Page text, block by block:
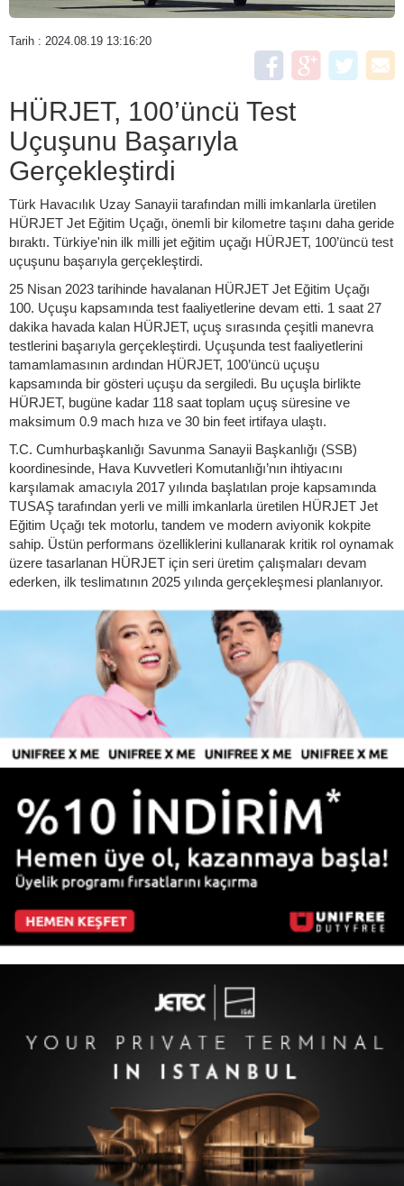
Tarih : 2024.08.19 13:16:20
HÜRJET, 100’üncü Test
Uçuşunu Başarıyla
Gerçekleştirdi
Türk Havacılık Uzay Sanayii tarafından milli imkanlarla üretilen
HÜRJET Jet Eğitim Uçağı, önemli bir kilometre taşını daha geride
bıraktı. Türkiye'nin ilk milli jet eğitim uçağı HÜRJET, 100’üncü test
uçuşunu başarıyla gerçekleştirdi.
25 Nisan 2023 tarihinde havalanan HÜRJET Jet Eğitim Uçağı
100. Uçuşu kapsamında test faaliyetlerine devam etti. 1 saat 27
dakika havada kalan HÜRJET, uçuş sırasında çeşitli manevra
testlerini başarıyla gerçekleştirdi. Uçuşunda test faaliyetlerini
tamamlamasının ardından HÜRJET, 100’üncü uçuşu
kapsamında bir gösteri uçuşu da sergiledi. Bu uçuşla birlikte
HÜRJET, bugüne kadar 118 saat toplam uçuş süresine ve
maksimum 0.9 mach hıza ve 30 bin feet irtifaya ulaştı.
T.C. Cumhurbaşkanlığı Savunma Sanayii Başkanlığı (SSB)
koordinesinde, Hava Kuvvetleri Komutanlığı’nın ihtiyacını
karşılamak amacıyla 2017 yılında başlatılan proje kapsamında
TUSAŞ tarafından yerli ve milli imkanlarla üretilen HÜRJET Jet
Eğitim Uçağı tek motorlu, tandem ve modern aviyonik kokpite
sahip. Üstün performans özelliklerini kullanarak kritik rol oynamak
üzere tasarlanan HÜRJET için seri üretim çalışmaları devam
ederken, ilk teslimatının 2025 yılında gerçekleşmesi planlanıyor.